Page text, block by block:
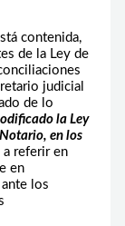
contenida,
de la Ley de
judicial
de lo
la Ley
en los
a referir en
en
los